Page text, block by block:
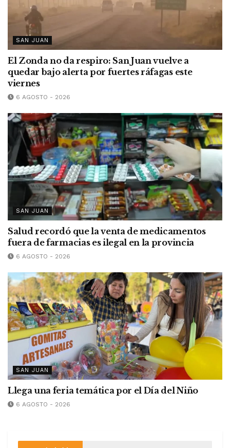
SAN JUAN
El Zonda no da respiro: San Juan vuelve a
quedar bajo alerta por fuertes ráfagas este
viernes
6 AGOSTO - 2026
SAN JUAN
Salud recordó que la venta de medicamentos
fuera de farmacias es ilegal en la provincia
6 AGOSTO - 2026
SAN JUAN
Llega una feria temática por el Día del Niño
6 AGOSTO - 2026